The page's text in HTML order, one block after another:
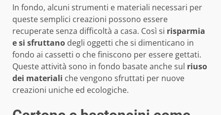
In fondo, alcuni strumenti e materiali necessari per
queste semplici creazioni possono essere
recuperate senza difficoltà a casa. Così si risparmia
e si sfruttano degli oggetti che si dimenticano in
fondo ai cassetti o che finiscono per essere gettati.
Queste attività sono in fondo basate anche sul riuso
dei materiali che vengono sfruttati per nuove
creazioni uniche ed ecologiche.